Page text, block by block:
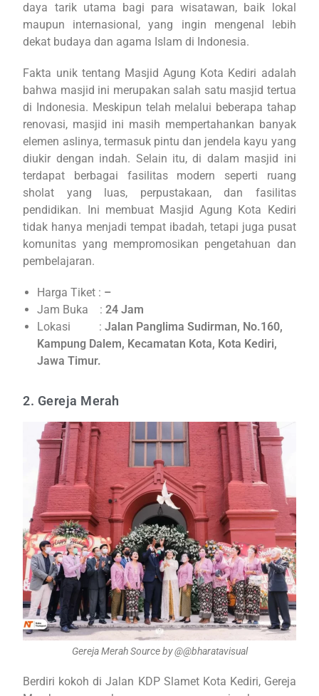
daya tarik utama bagi para wisatawan, baik lokal
maupun internasional, yang ingin mengenal lebih
dekat budaya dan agama Islam di Indonesia.
Fakta unik tentang Masjid Agung Kota Kediri adalah
bahwa masjid ini merupakan salah satu masjid tertua
di Indonesia. Meskipun telah melalui beberapa tahap
renovasi, masjid ini masih mempertahankan banyak
elemen aslinya, termasuk pintu dan jendela kayu yang
diukir dengan indah. Selain itu, di dalam masjid ini
terdapat berbagai fasilitas modern seperti ruang
sholat yang luas, perpustakaan, dan fasilitas
pendidikan. Ini membuat Masjid Agung Kota Kediri
tidak hanya menjadi tempat ibadah, tetapi juga pusat
komunitas yang mempromosikan pengetahuan dan
pembelajaran.
Harga Tiket : –
Jam Buka :24 Jam
Lokasi : Jalan Panglima Sudirman, No.160,
Kampung Dalem, Kecamatan Kota, Kota Kediri,
Jawa Timur.
2. Gereja Merah
Gereja Merah Source by @@bharatavisual
Berdiri kokoh di Jalan KDP Slamet Kota Kediri, Gereja